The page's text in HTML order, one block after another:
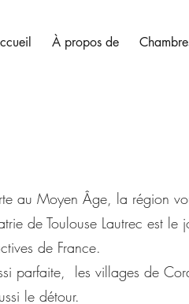
À propos de
au Moyen Âge, la région
de Toulouse Lautrec est
de France.
parfaite, les villages de
le détour.